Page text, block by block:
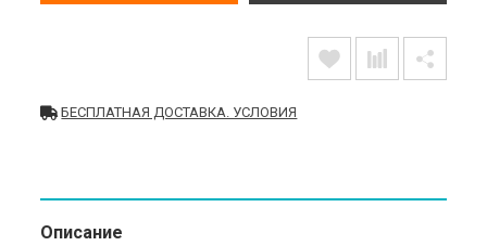
БЕСПЛАТНАЯ ДОСТАВКА. УСЛОВИЯ
Описание